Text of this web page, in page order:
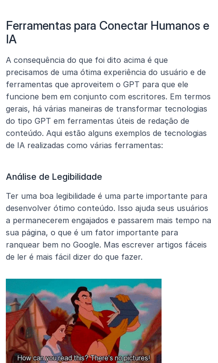
Ferramentas para Conectar Humanos e
IA
A consequência do que foi dito acima é que
precisamos de uma ótima experiência do usuário e de
ferramentas que aproveitem o GPT para que ele
funcione bem em conjunto com escritores. Em termos
gerais, há várias maneiras de transformar tecnologias
do tipo GPT em ferramentas úteis de redação de
conteúdo. Aqui estão alguns exemplos de tecnologias
de IA realizadas como várias ferramentas:
Análise de Legibilidade
Ter uma boa legibilidade é uma parte importante para
desenvolver ótimo conteúdo. Isso ajuda seus usuários
a permanecerem engajados e passarem mais tempo na
sua página, o que é um fator importante para
ranquear bem no Google. Mas escrever artigos fáceis
de ler é mais fácil dizer do que fazer.